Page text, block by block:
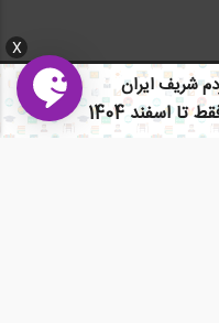
X
شریف ایران
اسفند 1404